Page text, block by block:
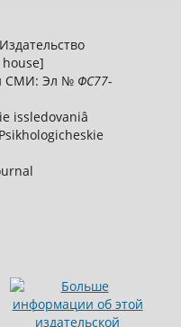
СМИ: Эл № ФС77-
issledovaniâ